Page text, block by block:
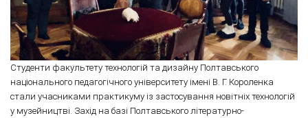
Студенти факультету технологій та дизайну Полтавського
національного педагогічного університету імені В. Г. Короленка
стали учасниками практикуму із застосування новітніх технологій
у музейництві. Захід на базі Полтавського літературно-